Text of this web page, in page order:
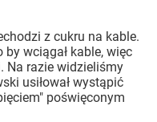
z cukru na kable.
wciągał kable, więc
Na razie widzieliśmy
usiłował wystąpić
poświęconym